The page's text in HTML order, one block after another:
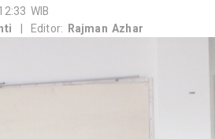
WIB
| Editor: Rajman Azhar